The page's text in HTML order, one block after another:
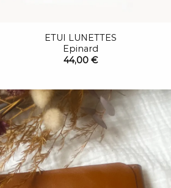
ETUI LUNETTES
Epinard
44,00 €